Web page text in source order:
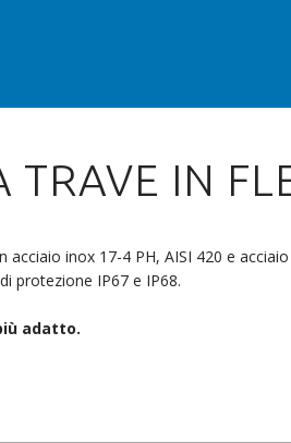
TRAVE IN
inox 17-4 PH, AISI 420 e
protezione IP67 e IP68.
adatto.